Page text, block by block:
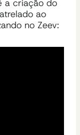
a criação do
ao
no Zeev: